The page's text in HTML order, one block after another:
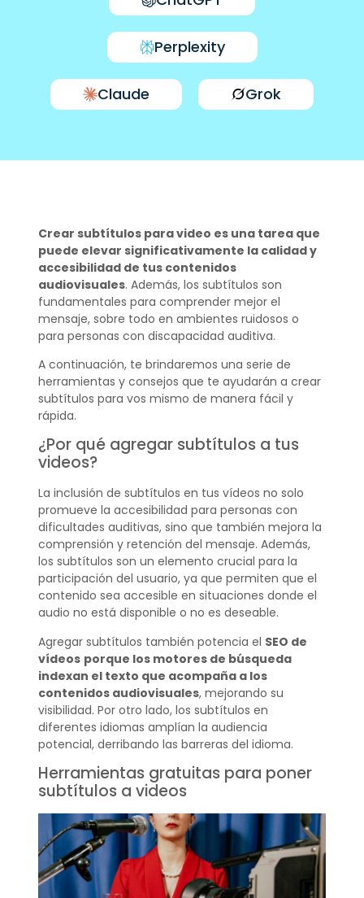
Perplexity
Claude Grok
Crear subtítulos para video es una tarea que
puede elevar significativamente la calidad y
accesibilidad de tus contenidos
audiovisuales. Además, los subtítulos son
fundamentales para comprender mejor el
mensaje, sobre todo en ambientes ruidosos o
para personas con discapacidad auditiva.
A continuación, te brindaremos una serie de
herramientas y consejos que te ayudarán a crear
subtítulos para vos mismo de manera fácil y
rápida.
¿Por qué agregar subtítulos a tus
videos?
La inclusión de subtítulos en tus vídeos no solo
promueve la accesibilidad para personas con
dificultades auditivas, sino que también mejora la
comprensión y retención del mensaje. Además,
los subtítulos son un elemento crucial para la
participación del usuario, ya que permiten que el
contenido sea accesible en situaciones donde el
audio no está disponible o no es deseable.
Agregar subtítulos también potencia el SEO de
vídeos porque los motores de búsqueda
indexan el texto que acompaña a los
contenidos audiovisuales, mejorando su
visibilidad. Por otro lado, los subtítulos en
diferentes idiomas amplían la audiencia
potencial, derribando las barreras del idioma.
Herramientas gratuitas para poner
subtítulos a videos